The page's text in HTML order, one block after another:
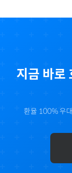
지금 바로
환율 100% 우